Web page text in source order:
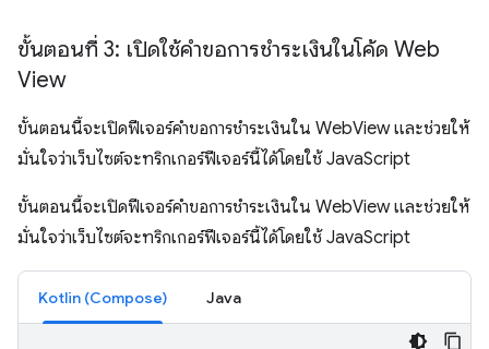
ขั้นตอนที่ 3: เปิดใช้คำขอการชำระเงินในโค้ด Web
View
ขั้นตอนนี้จะเปิดฟีเจอร์คำขอการชำระเงินใน WebView และช่วยให้
มั่นใจว่าเว็บไซต์จะทริกเกอร์ฟีเจอร์นี้ได้โดยใช้ JavaScript
ขั้นตอนนี้จะเปิดฟีเจอร์คำขอการชำระเงินใน WebView และช่วยให้
มั่นใจว่าเว็บไซต์จะทริกเกอร์ฟีเจอร์นี้ได้โดยใช้ JavaScript
Kotlin (Compose) Java